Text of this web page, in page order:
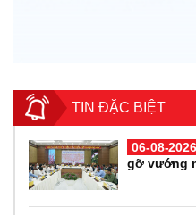
TIN ĐẶC BIỆT
06-08-2026
gỡ vướng